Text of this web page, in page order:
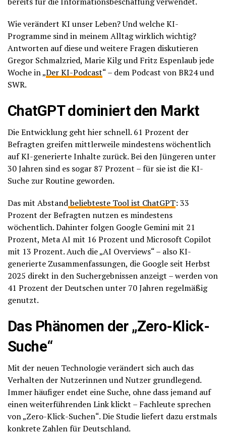
Wie verändert KI unser Leben? Und welche KI-
Programme sind in meinem Alltag wirklich wichtig?
Antworten auf diese und weitere Fragen diskutieren
Gregor Schmalzried, Marie Kilg und Fritz Espenlaub jede
Woche in „Der KI-Podcast“ – dem Podcast von BR24 und
SWR.
ChatGPT dominiert den Markt
Die Entwicklung geht hier schnell. 61 Prozent der
Befragten greifen mittlerweile mindestens wöchentlich
auf KI-generierte Inhalte zurück. Bei den Jüngeren unter
30 Jahren sind es sogar 87 Prozent – für sie ist die KI-
Suche zur Routine geworden.
Das mit Abstandbeliebteste Tool ist ChatGPT: 33
Prozent der Befragten nutzen es mindestens
wöchentlich. Dahinter folgen Google Gemini mit 21
Prozent, Meta AI mit 16 Prozent und Microsoft Copilot
mit 13 Prozent. Auch die „AI Overviews“ – also KI-
generierte Zusammenfassungen, die Google seit Herbst
2025 direkt in den Suchergebnissen anzeigt – werden von
41 Prozent der Deutschen unter 70 Jahren regelmäßig
genutzt.
Das Phänomen der „Zero-Klick-
Suche“
Mit der neuen Technologie verändert sich auch das
Verhalten der Nutzerinnen und Nutzer grundlegend.
Immer häufiger endet eine Suche, ohne dass jemand auf
einen weiterführenden Link klickt – Fachleute sprechen
von „Zero-Klick-Suchen“. Die Studie liefert dazu erstmals
konkrete Zahlen für Deutschland.